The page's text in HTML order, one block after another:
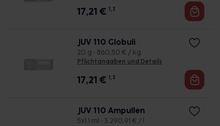
17,21 € 1, 3
JUV 110 Globuli
20 g • 860,50 € / kg
Pflichtangaben und Details
17,21 € 1, 3
JUV 110 Ampullen
5x1.1 ml • 3.290,91 € / l